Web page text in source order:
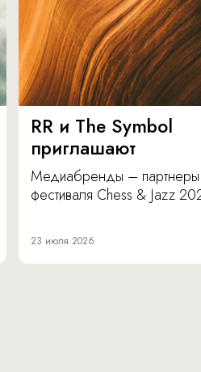
RR и The Symbol
приглашают
Медиабренды – партнеры
фестиваля Chess & Jazz
23 июля 2026